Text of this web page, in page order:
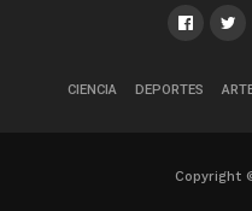
CIENCIA DEPORTES
Copyright